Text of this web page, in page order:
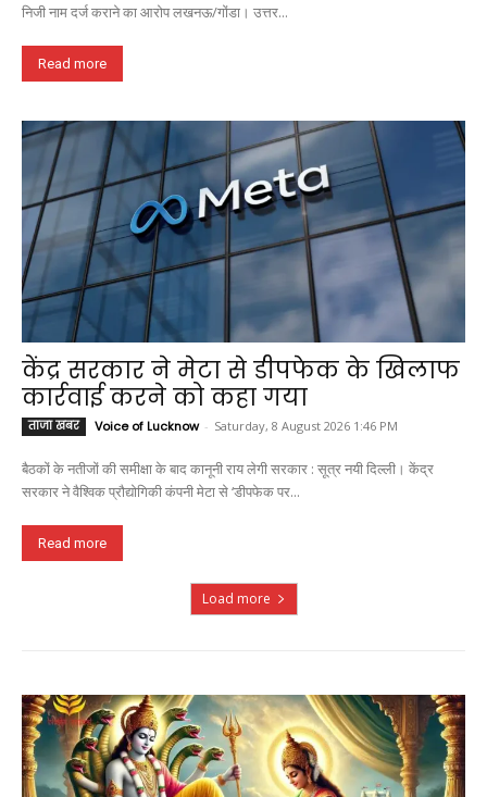
निजी नाम दर्ज कराने का आरोप लखनऊ/गोंडा। उत्तर...
Read more
केंद्र सरकार ने मेटा से डीपफेक के खिलाफ
कार्रवाई करने को कहा गया
ताजा खबर Voice of Lucknow - Saturday, 8 August 2026 1:46 PM
बैठकों के नतीजों की समीक्षा के बाद कानूनी राय लेगी सरकार : सूत्र नयी दिल्ली। केंद्र
सरकार ने वैश्विक प्रौद्योगिकी कंपनी मेटा से ‘डीपफेक पर...
Read more
Load more